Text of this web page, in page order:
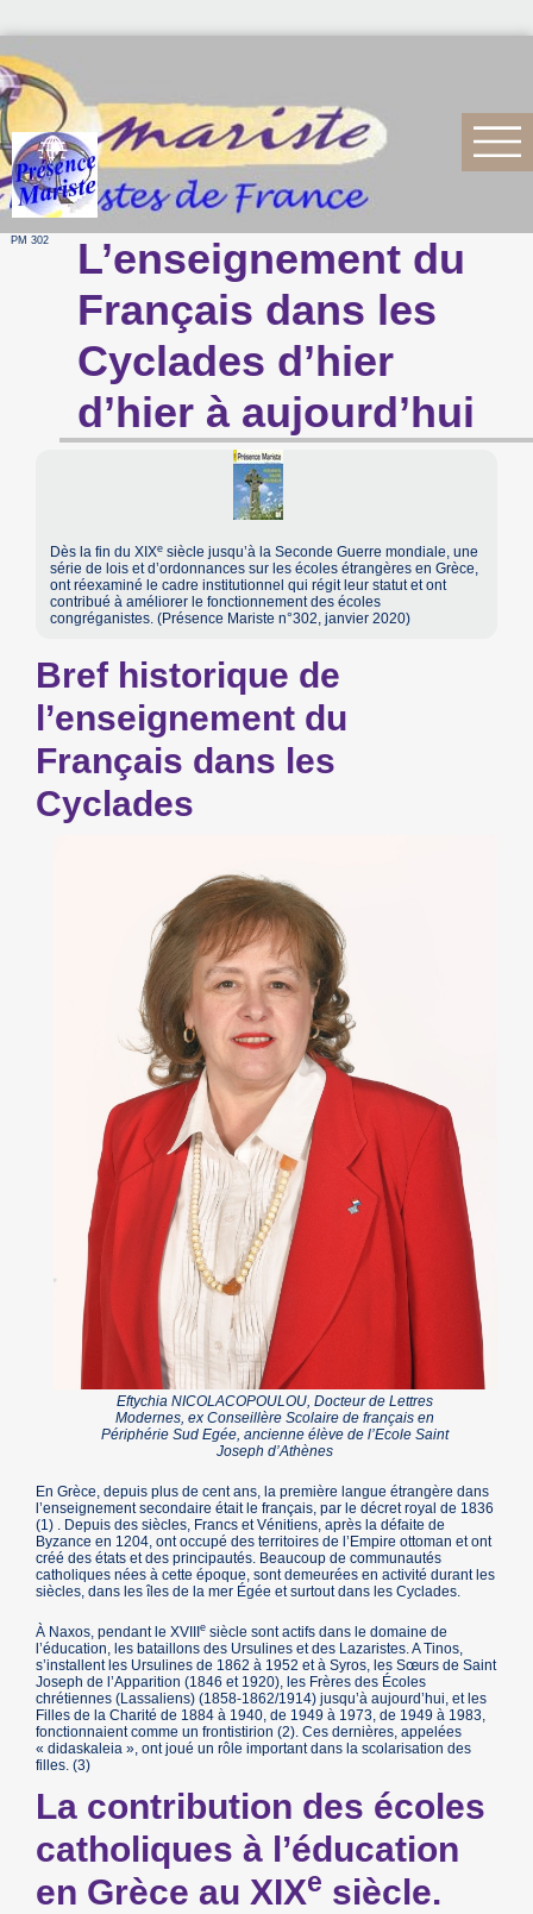
PM 302
L’enseignement du
Français dans les
Cyclades d’hier
d’hier à aujourd’hui
Dès la fin du XIXe siècle jusqu’à la Seconde Guerre mondiale, une
série de lois et d’ordonnances sur les écoles étrangères en Grèce,
ont réexaminé le cadre institutionnel qui régit leur statut et ont
contribué à améliorer le fonctionnement des écoles
congréganistes. (Présence Mariste n°302, janvier 2020)
Bref historique de
l’enseignement du
Français dans les
Cyclades
Eftychia NICOLACOPOULOU, Docteur de Lettres
Modernes, ex Conseillère Scolaire de français en
Périphérie Sud Egée, ancienne élève de l’Ecole Saint
Joseph d’Athènes
En Grèce, depuis plus de cent ans, la première langue étrangère dans
l’enseignement secondaire était le français, par le décret royal de 1836
(1) . Depuis des siècles, Francs et Vénitiens, après la défaite de
Byzance en 1204, ont occupé des territoires de l’Empire ottoman et ont
créé des états et des principautés. Beaucoup de communautés
catholiques nées à cette époque, sont demeurées en activité durant les
siècles, dans les îles de la mer Égée et surtout dans les Cyclades.
À Naxos, pendant le XVIIIe siècle sont actifs dans le domaine de
l’éducation, les bataillons des Ursulines et des Lazaristes. A Tinos,
s’installent les Ursulines de 1862 à 1952 et à Syros, les Sœurs de Saint
Joseph de l’Apparition (1846 et 1920), les Frères des Écoles
chrétiennes (Lassaliens) (1858-1862/1914) jusqu’à aujourd’hui, et les
Filles de la Charité de 1884 à 1940, de 1949 à 1973, de 1949 à 1983,
fonctionnaient comme un frontistirion (2). Ces dernières, appelées
« didaskaleia », ont joué un rôle important dans la scolarisation des
filles. (3)
La contribution des écoles
catholiques à l’éducation
en Grèce au XIXe siècle.